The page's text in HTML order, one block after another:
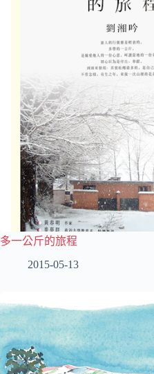
多一公斤的旅程
2015-05-13